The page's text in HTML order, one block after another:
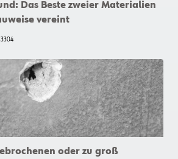
Das Beste zweier Materialien
vereint
3304
oder zu groß